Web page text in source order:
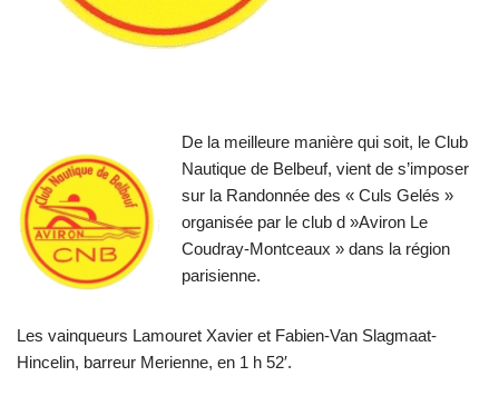
De la meilleure manière qui soit, le Club
Nautique de Belbeuf, vient de s’imposer
sur la Randonnée des « Culs Gelés »
organisée par le club d »Aviron Le
Coudray-Montceaux » dans la région
parisienne.
Les vainqueurs Lamouret Xavier et Fabien-Van Slagmaat-
Hincelin, barreur Merienne, en 1 h 52′.